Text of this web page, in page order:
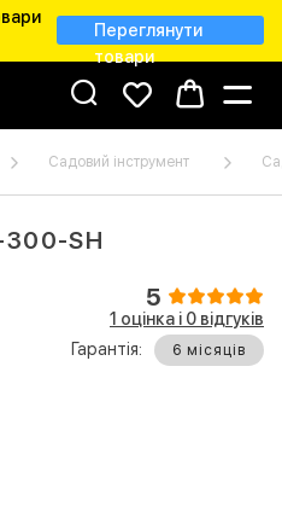
Переглянути
товари
Садовий інструмент
300-SH
5
1 оцінка і 0 відгуків
Гарантія: 6 місяців